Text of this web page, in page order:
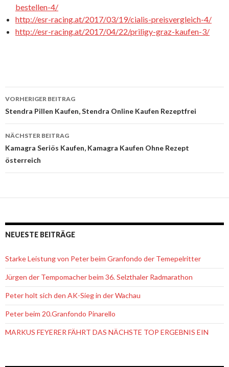
bestellen-4/
http://esr-racing.at/2017/03/19/cialis-preisvergleich-4/
http://esr-racing.at/2017/04/22/priligy-graz-kaufen-3/
Beitrags-
Navigation
VORHERIGER BEITRAG
Stendra Pillen Kaufen, Stendra Online Kaufen Rezeptfrei
NÄCHSTER BEITRAG
Kamagra Seriös Kaufen, Kamagra Kaufen Ohne Rezept
österreich
NEUESTE BEITRÄGE
Starke Leistung von Peter beim Granfondo der Temepelritter
Jürgen der Tempomacher beim 36. Selzthaler Radmarathon
Peter holt sich den AK-Sieg in der Wachau
Peter beim 20.Granfondo Pinarello
MARKUS FEYERER FÄHRT DAS NÄCHSTE TOP ERGEBNIS EIN